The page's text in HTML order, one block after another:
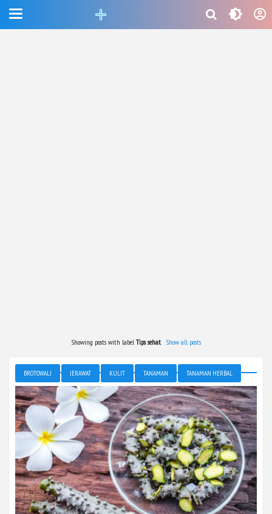
Showing posts with labelTips sehat Show all posts
BROTOWALI JERAWAT KULIT TANAMAN TANAMAN HERBAL
TIPS SEHAT